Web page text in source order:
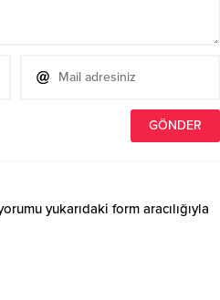
yukarıdaki form aracılığıyla